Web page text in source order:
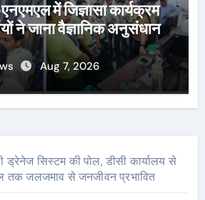
में जिज्ञासा कार्यक्रम
ने जाना वैज्ञानिक अनुसंधान
Aug 7, 2026
ड्रेनेज सिस्टम की पोल, डीसी कार्यालय से
तक जलजमाव से जनजीवन प्रभावित